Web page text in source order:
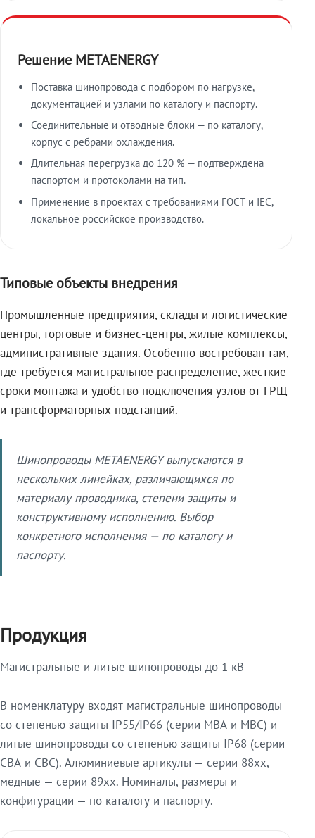
Решение METAENERGY
Поставка шинопровода с подбором по нагрузке,
документацией и узлами по каталогу и паспорту.
Соединительные и отводные блоки — по каталогу,
корпус с рёбрами охлаждения.
Длительная перегрузка до 120 % — подтверждена
паспортом и протоколами на тип.
Применение в проектах с требованиями ГОСТ и IEC,
локальное российское производство.
Типовые объекты внедрения
Промышленные предприятия, склады и логистические
центры, торговые и бизнес-центры, жилые комплексы,
административные здания. Особенно востребован там,
где требуется магистральное распределение, жёсткие
сроки монтажа и удобство подключения узлов от ГРЩ
и трансформаторных подстанций.
Шинопроводы METAENERGY выпускаются в
нескольких линейках, различающихся по
материалу проводника, степени защиты и
конструктивному исполнению. Выбор
конкретного исполнения — по каталогу и
паспорту.
Продукция
Магистральные и литые шинопроводы до 1 кВ
В номенклатуру входят магистральные шинопроводы
со степенью защиты IP55/IP66 (серии МВА и МВС) и
литые шинопроводы со степенью защиты IP68 (серии
СВА и СВС). Алюминиевые артикулы — серии 88xx,
медные — серии 89xx. Номиналы, размеры и
конфигурации — по каталогу и паспорту.